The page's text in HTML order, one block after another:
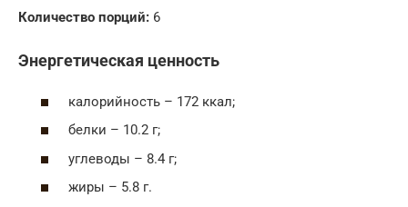
Количество порций: 6
Энергетическая ценность
калорийность – 172 ккал;
белки – 10.2 г;
углеводы – 8.4 г;
жиры – 5.8 г.